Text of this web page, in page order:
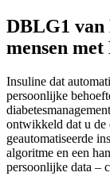
DBLG1 van
mensen met
Insuline dat
persoonlijke
ontwikkeld dat u de
geautomatiseerde
algoritme en een
persoonlijke data –